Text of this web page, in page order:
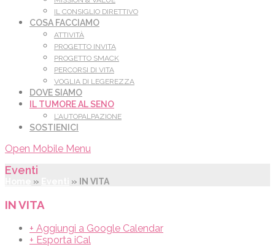
IL CONSIGLIO DIRETTIVO
COSA FACCIAMO
ATTIVITÀ
PROGETTO INVITA
PROGETTO SMACK
PERCORSI DI VITA
VOGLIA DI LEGEREZZA
DOVE SIAMO
IL TUMORE AL SENO
L’AUTOPALPAZIONE
SOSTIENICI
Open Mobile Menu
Eventi
» » IN VITA
IN VITA
+ Aggiungi a Google Calendar
+ Esporta iCal